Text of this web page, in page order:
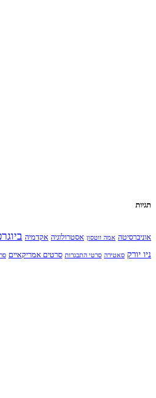
תגיות
אוניברסיטה אמה ווטסון אסטרולוגיה אקדמיה
ניו יורק סאטירה סרטי התבגרות סרטים אמריקאיים